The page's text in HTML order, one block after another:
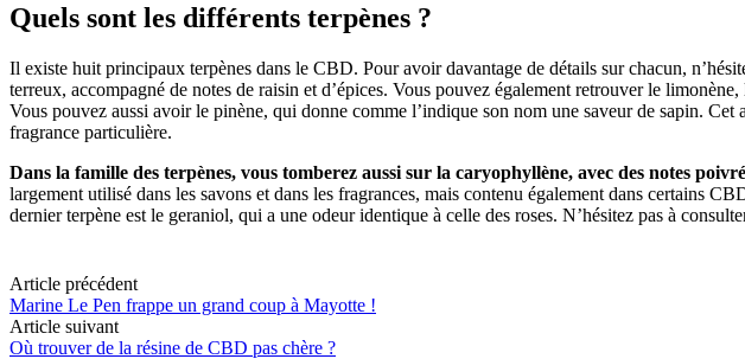
Quels sont les différents terpènes ?
Il existe huit principaux terpènes dans le CBD. Pour avoir davantage de détails sur chacun,
terreux, accompagné de notes de raisin et d’épices. Vous pouvez également retrouver le
Vous pouvez aussi avoir le pinène, qui donne comme l’indique son nom une saveur de sapin.
fragrance particulière.
Dans la famille des terpènes, vous tomberez aussi sur la caryophyllène, avec des notes
largement utilisé dans les savons et dans les fragrances, mais contenu également dans certains
dernier terpène est le geraniol, qui a une odeur identique à celle des roses. N’hésitez pas à
Article précédent
Marine Le Pen frappe un grand coup à Mayotte !
Article suivant
Où trouver de la résine de CBD pas chère ?